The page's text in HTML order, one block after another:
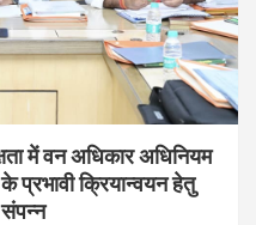
में वन अधिकार अधिनियम
क्रियान्वयन हेतु